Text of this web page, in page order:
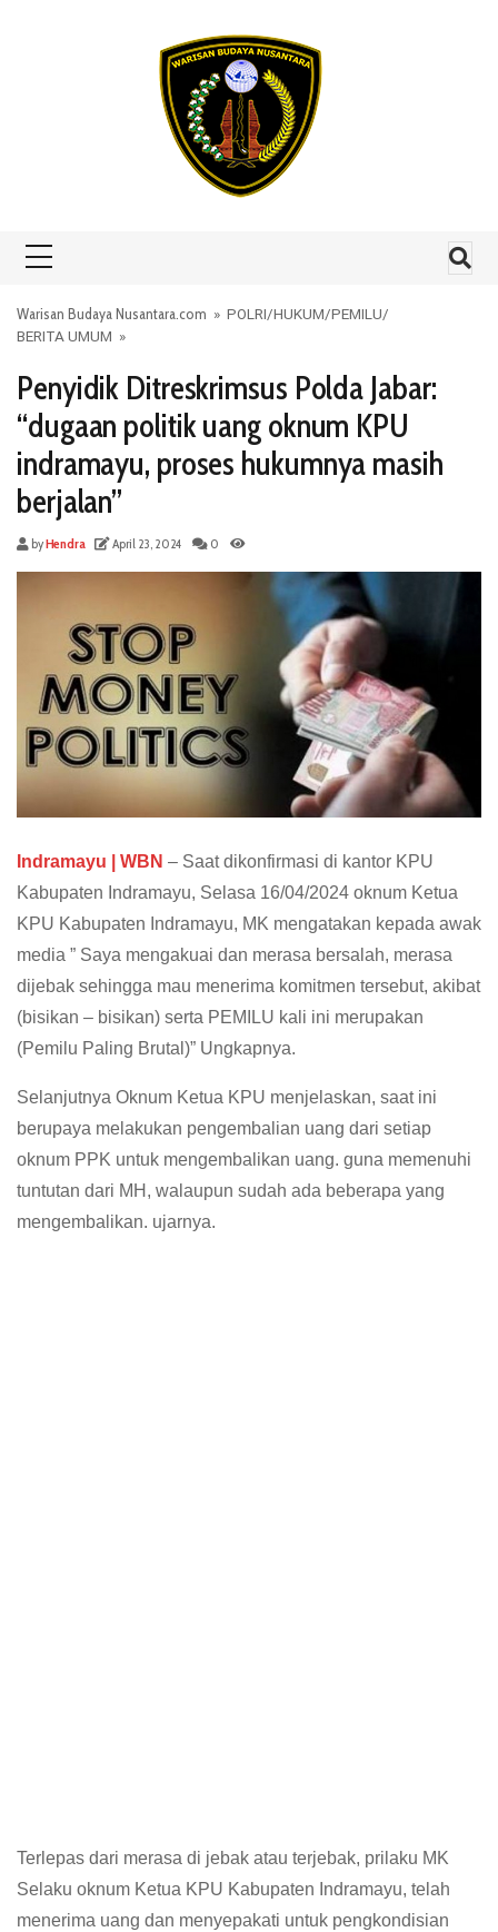
Warisan Budaya Nusantara.com » POLRI/HUKUM/PEMILU/
BERITA UMUM »
Penyidik Ditreskrimsus Polda Jabar:
“dugaan politik uang oknum KPU
indramayu, proses hukumnya masih
berjalan”
byHendra April 23, 2024 0
Indramayu | WBN – Saat dikonfirmasi di kantor KPU
Kabupaten Indramayu, Selasa 16/04/2024 oknum Ketua
KPU Kabupaten Indramayu, MK mengatakan kepada awak
media ” Saya mengakuai dan merasa bersalah, merasa
dijebak sehingga mau menerima komitmen tersebut, akibat
(bisikan – bisikan) serta PEMILU kali ini merupakan
(Pemilu Paling Brutal)” Ungkapnya.
Selanjutnya Oknum Ketua KPU menjelaskan, saat ini
berupaya melakukan pengembalian uang dari setiap
oknum PPK untuk mengembalikan uang. guna memenuhi
tuntutan dari MH, walaupun sudah ada beberapa yang
mengembalikan. ujarnya.
Terlepas dari merasa di jebak atau terjebak, prilaku MK
Selaku oknum Ketua KPU Kabupaten Indramayu, telah
menerima uang dan menyepakati untuk pengkondisian